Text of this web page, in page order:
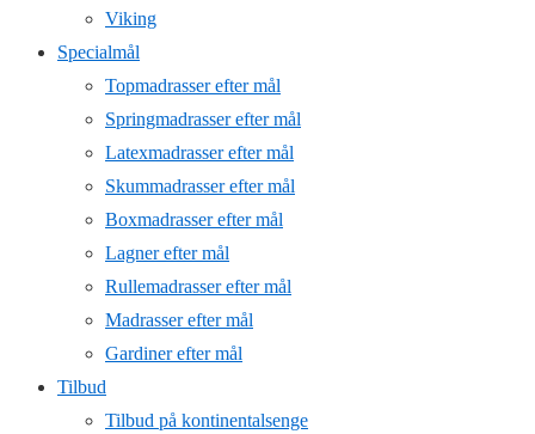
Viking
Specialmål
Topmadrasser efter mål
Springmadrasser efter mål
Latexmadrasser efter mål
Skummadrasser efter mål
Boxmadrasser efter mål
Lagner efter mål
Rullemadrasser efter mål
Madrasser efter mål
Gardiner efter mål
Tilbud
Tilbud på kontinentalsenge